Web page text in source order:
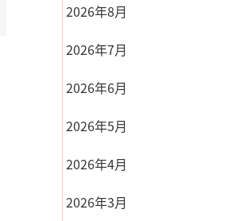
2026年8月
2026年7月
2026年6月
2026年5月
2026年4月
2026年3月